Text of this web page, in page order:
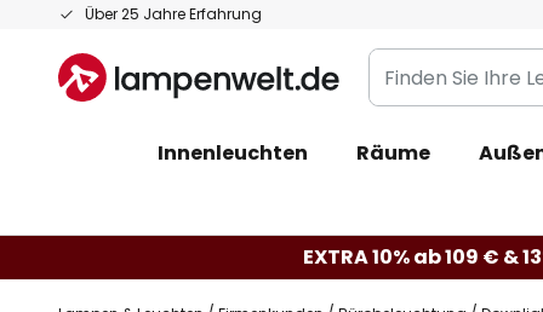
Über 25 Jahre Erfahrung
Zum
springen
Finden
Sie
Leuchte...
Innenleuchten Räume
EXTRA 10% ab 109 € &